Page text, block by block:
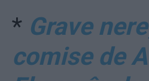
* Grave
comise de